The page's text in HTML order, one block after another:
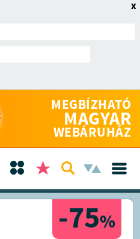
x
MEGBÍZHATÓ
MAGYAR
WEBÁRUHÁZ
-75%